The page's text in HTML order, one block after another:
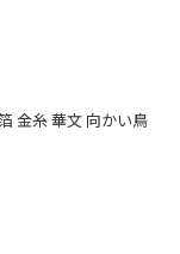
金糸 華文 向かい鳥